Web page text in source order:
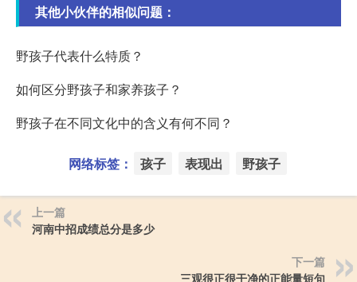
其他小伙伴的相似问题：
野孩子代表什么特质？
如何区分野孩子和家养孩子？
野孩子在不同文化中的含义有何不同？
网络标签： 孩子 表现出 野孩子
上一篇
河南中招成绩总分是多少
下一篇
三观很正很干净的正能量短句